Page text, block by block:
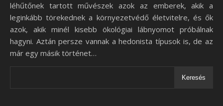
léhűtőnek tartott művészek azok az emberek, akik a
leginkább törekednek a környezetvédő életvitelre, és ők
azok, akik minél kisebb ökológiai lábnyomot próbálnak
hagyni. Aztán persze vannak a hedonista típusok is, de az
már egy másik történet…
Keresés